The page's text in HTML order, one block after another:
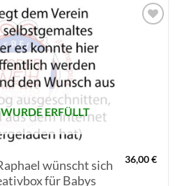
ERFÜLLT
wünscht sich
für Babys
36,00€